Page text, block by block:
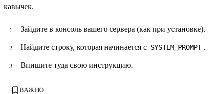
кавычек.
Зайдите в консоль вашего сервера (как при установке).
Найдите строку, которая начинается с SYSTEM_PROMPT .
Впишите туда свою инструкцию.
ВАЖНО